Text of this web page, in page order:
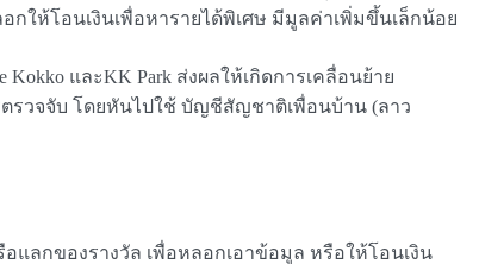
ให้โอนเงินเพื่อหารายได้พิเศษ มีมูลค่าเพิ่มขึ้นเล็กน้อย
และKK Park ส่งผลให้เกิดการเคลื่อนย้าย
รวจจับ โดยหันไปใช้ บัญชีสัญชาติเพื่อนบ้าน (ลาว
แลกของรางวัล เพื่อหลอกเอาข้อมูล หรือให้โอนเงิน